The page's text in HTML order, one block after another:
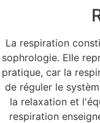
La respiration
sophrologie. Elle
pratique, car la
de réguler le
la relaxation et
respiration